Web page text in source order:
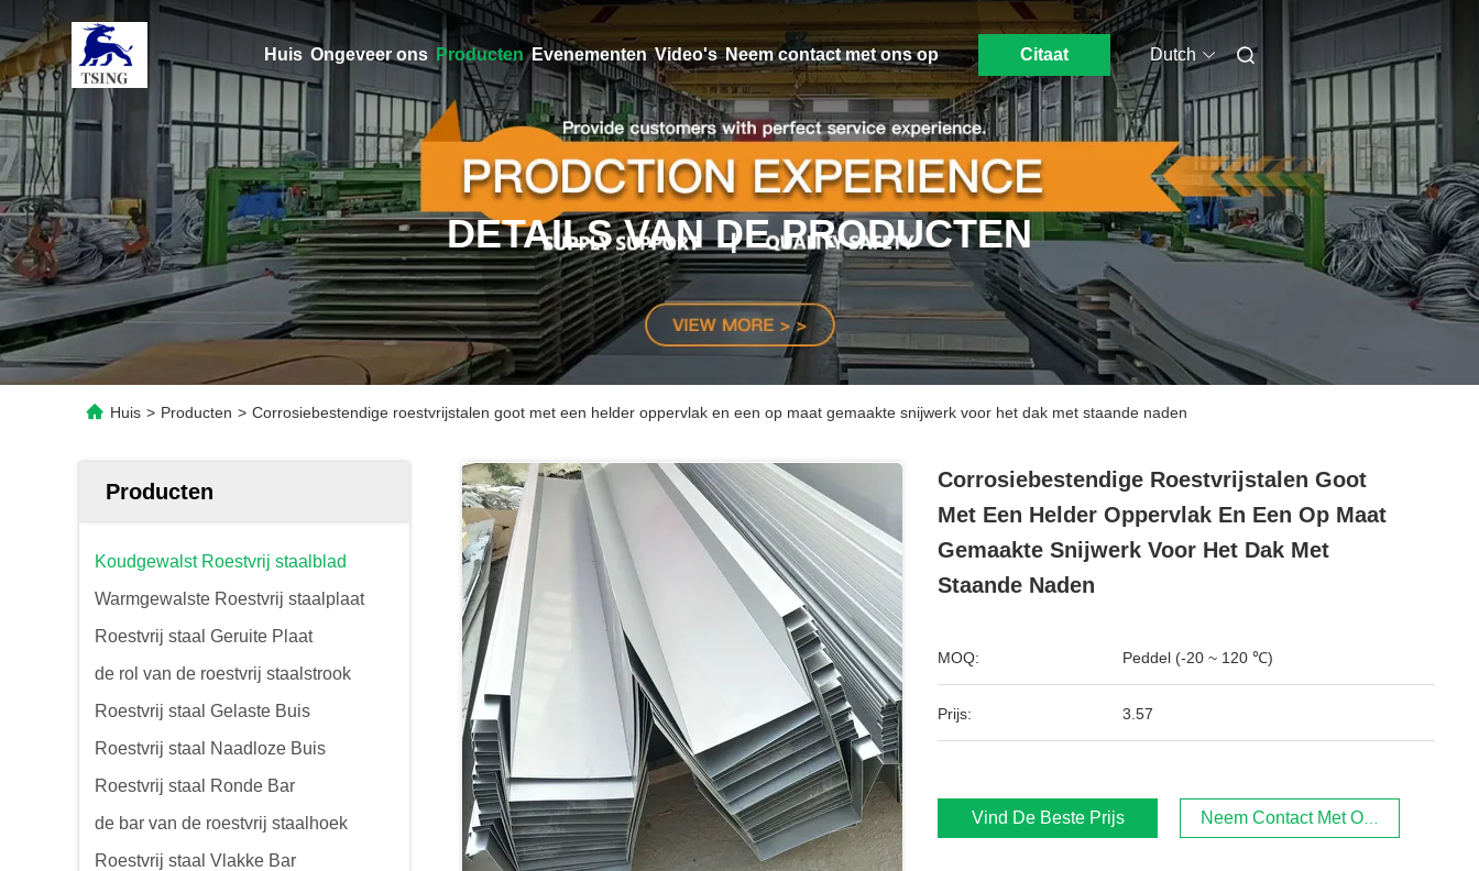
Huis Ongeveer ons Producten Evenementen Video's Neem contact met ons op Citaat Dutch
DETAILS VAN DE PRODUCTEN
Huis > Producten > Corrosiebestendige roestvrijstalen goot met een helder oppervlak en een op maat gemaakte snijwerk voor het dak met staande naden
Producten
Koudgewalst Roestvrij staalblad
Warmgewalste Roestvrij staalplaat
Roestvrij staal Geruite Plaat
de rol van de roestvrij staalstrook
Roestvrij staal Gelaste Buis
Roestvrij staal Naadloze Buis
Roestvrij staal Ronde Bar
de bar van de roestvrij staalhoek
Roestvrij staal Vlakke Bar
Corrosiebestendige Roestvrijstalen Goot
Met Een Helder Oppervlak En Een Op Maat
Gemaakte Snijwerk Voor Het Dak Met
Staande Naden
MOQ: Peddel (-20 ~ 120 ℃)
Prijs: 3.57
Vind De Beste Prijs Neem Contact Met Ons Op